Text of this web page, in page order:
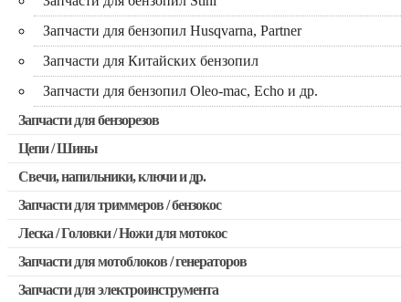
Запчасти для бензопил Husqvarna, Partner
Запчасти для Китайских бензопил
Запчасти для бензопил Oleo-mac, Echo и др.
Запчасти для бензорезов
Цепи / Шины
Свечи, напильники, ключи и др.
Запчасти для триммеров / бензокос
Запчасти для Китайских триммеров
Запчасти для мотокос Stihl / Husqvarna / Oleo-mac / Echo и
Леска / Головки / Ножи для мотокос
Запчасти для мотоблоков / генераторов
Запчасти для электроинструмента